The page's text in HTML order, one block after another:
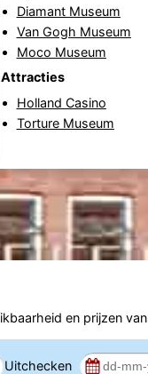
Diamant Museum
Van Gogh Museum
Moco Museum
Attracties
Holland Casino
Torture Museum
en prijzen van
Uitchecken